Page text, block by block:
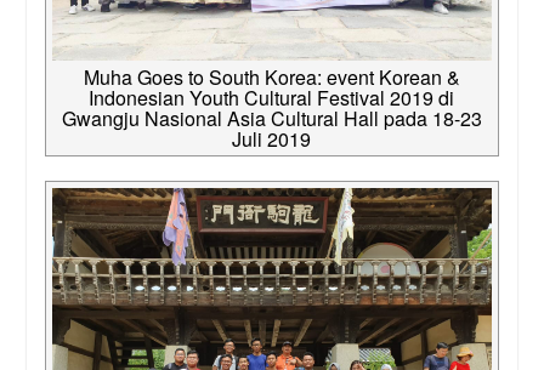
Muha Goes to South Korea: event Korean &
Indonesian Youth Cultural Festival 2019 di
Gwangju Nasional Asia Cultural Hall pada 18-23
Juli 2019